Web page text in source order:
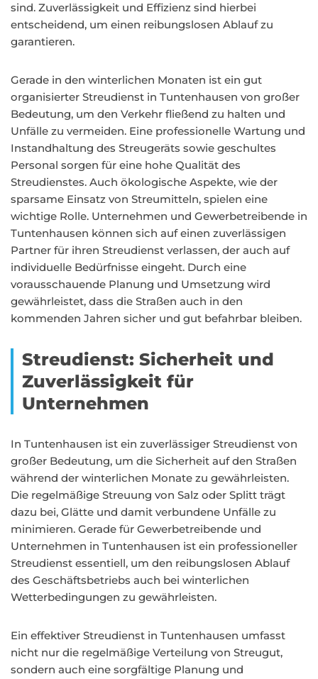
sind. Zuverlässigkeit und Effizienz sind hierbei
entscheidend, um einen reibungslosen Ablauf zu
garantieren.
Gerade in den winterlichen Monaten ist ein gut
organisierter Streudienst in Tuntenhausen von großer
Bedeutung, um den Verkehr fließend zu halten und
Unfälle zu vermeiden. Eine professionelle Wartung und
Instandhaltung des Streugeräts sowie geschultes
Personal sorgen für eine hohe Qualität des
Streudienstes. Auch ökologische Aspekte, wie der
sparsame Einsatz von Streumitteln, spielen eine
wichtige Rolle. Unternehmen und Gewerbetreibende in
Tuntenhausen können sich auf einen zuverlässigen
Partner für ihren Streudienst verlassen, der auch auf
individuelle Bedürfnisse eingeht. Durch eine
vorausschauende Planung und Umsetzung wird
gewährleistet, dass die Straßen auch in den
kommenden Jahren sicher und gut befahrbar bleiben.
Streudienst: Sicherheit und
Zuverlässigkeit für
Unternehmen
In Tuntenhausen ist ein zuverlässiger Streudienst von
großer Bedeutung, um die Sicherheit auf den Straßen
während der winterlichen Monate zu gewährleisten.
Die regelmäßige Streuung von Salz oder Splitt trägt
dazu bei, Glätte und damit verbundene Unfälle zu
minimieren. Gerade für Gewerbetreibende und
Unternehmen in Tuntenhausen ist ein professioneller
Streudienst essentiell, um den reibungslosen Ablauf
des Geschäftsbetriebs auch bei winterlichen
Wetterbedingungen zu gewährleisten.
Ein effektiver Streudienst in Tuntenhausen umfasst
nicht nur die regelmäßige Verteilung von Streugut,
sondern auch eine sorgfältige Planung und